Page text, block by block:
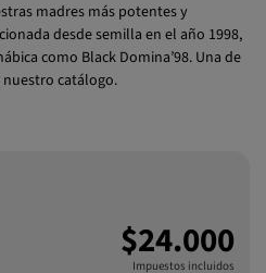
madres más potentes y
desde semilla en el año 1998,
como Black Domina’98. Una de
nuestro catálogo.
$24.000
Impuestos incluidos